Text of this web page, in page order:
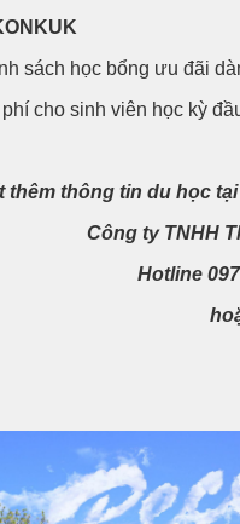
sách học bổng ưu đãi
cho sinh viên học kỳ
thêm thông tin du học
Công ty TNHH
Hotline